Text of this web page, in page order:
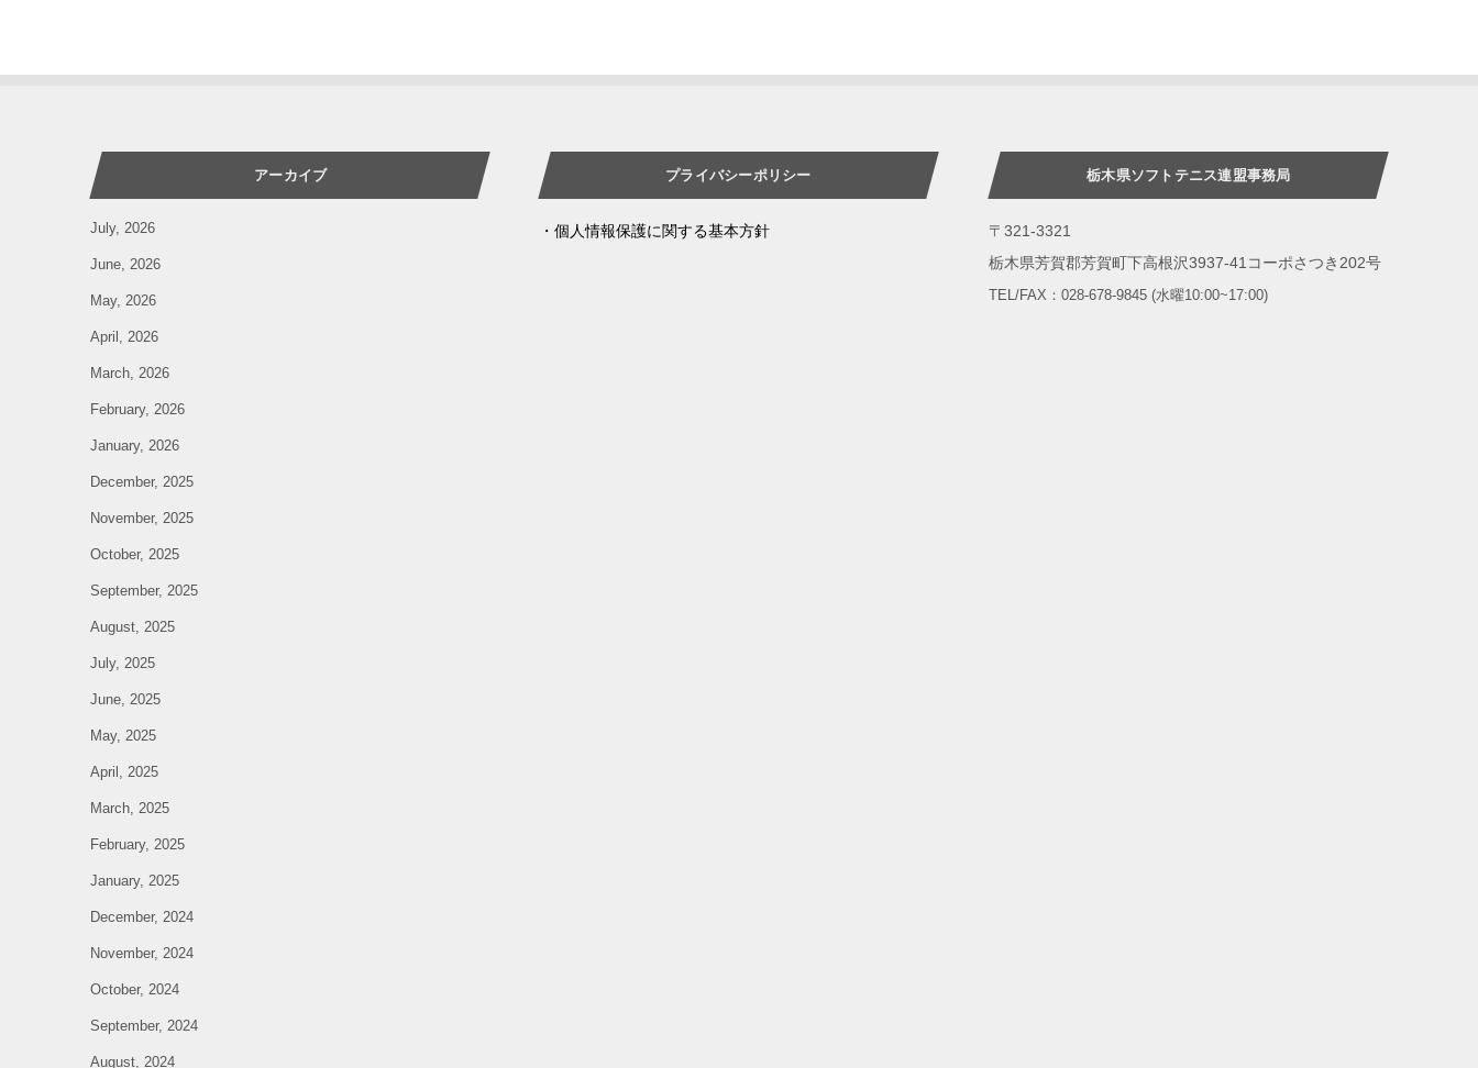
アーカイブ
July, 2026
June, 2026
May, 2026
April, 2026
March, 2026
February, 2026
January, 2026
December, 2025
November, 2025
October, 2025
September, 2025
August, 2025
July, 2025
June, 2025
May, 2025
April, 2025
March, 2025
February, 2025
January, 2025
December, 2024
November, 2024
October, 2024
September, 2024
August, 2024
プライバシーポリシー
・個人情報保護に関する基本方針
栃木県ソフトテニス連盟事務局
〒321-3321
栃木県芳賀郡芳賀町下高根沢3937-41コーポさつき202号
TEL/FAX：028-678-9845 (水曜10:00~17:00)